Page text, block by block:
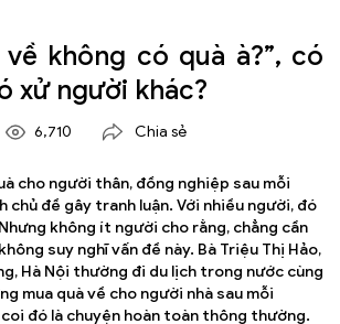
không có quà à?”, có
xử người khác?
6,710 Chia sẻ
cho người thân, đồng nghiệp sau mỗi
chủ đề gây tranh luận. Với nhiều người, đó
không ít người cho rằng, chẳng cần
suy nghĩ vấn đề này. Bà Triệu Thị Hảo,
Hà Nội thường đi du lịch trong nước cùng
mua quà về cho người nhà sau mỗi
đó là chuyện hoàn toàn thông thường.